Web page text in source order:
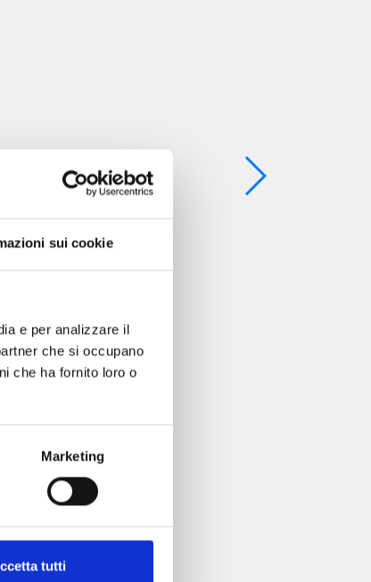
sui cookie
e per analizzare il
che si occupano
che ha fornito loro o
Marketing
tutti